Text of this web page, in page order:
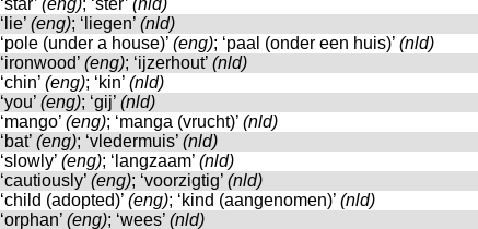
‘star’ (eng); ‘ster’ (nld)
‘lie’ (eng); ‘liegen’ (nld)
‘pole (under a house)’ (eng); ‘paal (onder een huis)’ (nld)
‘ironwood’ (eng); ‘ijzerhout’ (nld)
‘chin’ (eng); ‘kin’ (nld)
‘you’ (eng); ‘gij’ (nld)
‘mango’ (eng); ‘manga (vrucht)’ (nld)
‘bat’ (eng); ‘vledermuis’ (nld)
‘slowly’ (eng); ‘langzaam’ (nld)
‘cautiously’ (eng); ‘voorzigtig’ (nld)
‘child (adopted)’ (eng); ‘kind (aangenomen)’ (nld)
‘orphan’ (eng); ‘wees’ (nld)